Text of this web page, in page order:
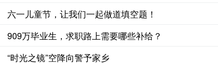
神
六一儿童节，让我们一起做道填空题！
909万毕业生，求职路上需要哪些补给？
“时光之镜”空降向警予家乡